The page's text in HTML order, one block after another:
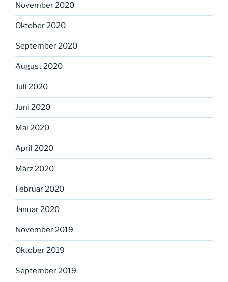
November 2020
Oktober 2020
September 2020
August 2020
Juli 2020
Juni 2020
Mai 2020
April 2020
März 2020
Februar 2020
Januar 2020
November 2019
Oktober 2019
September 2019